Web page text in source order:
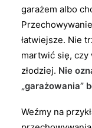
garażem albo
łatwiejsze. Nie
martwić się, czy
złodziej. Nie
„garażowania”
Weźmy na